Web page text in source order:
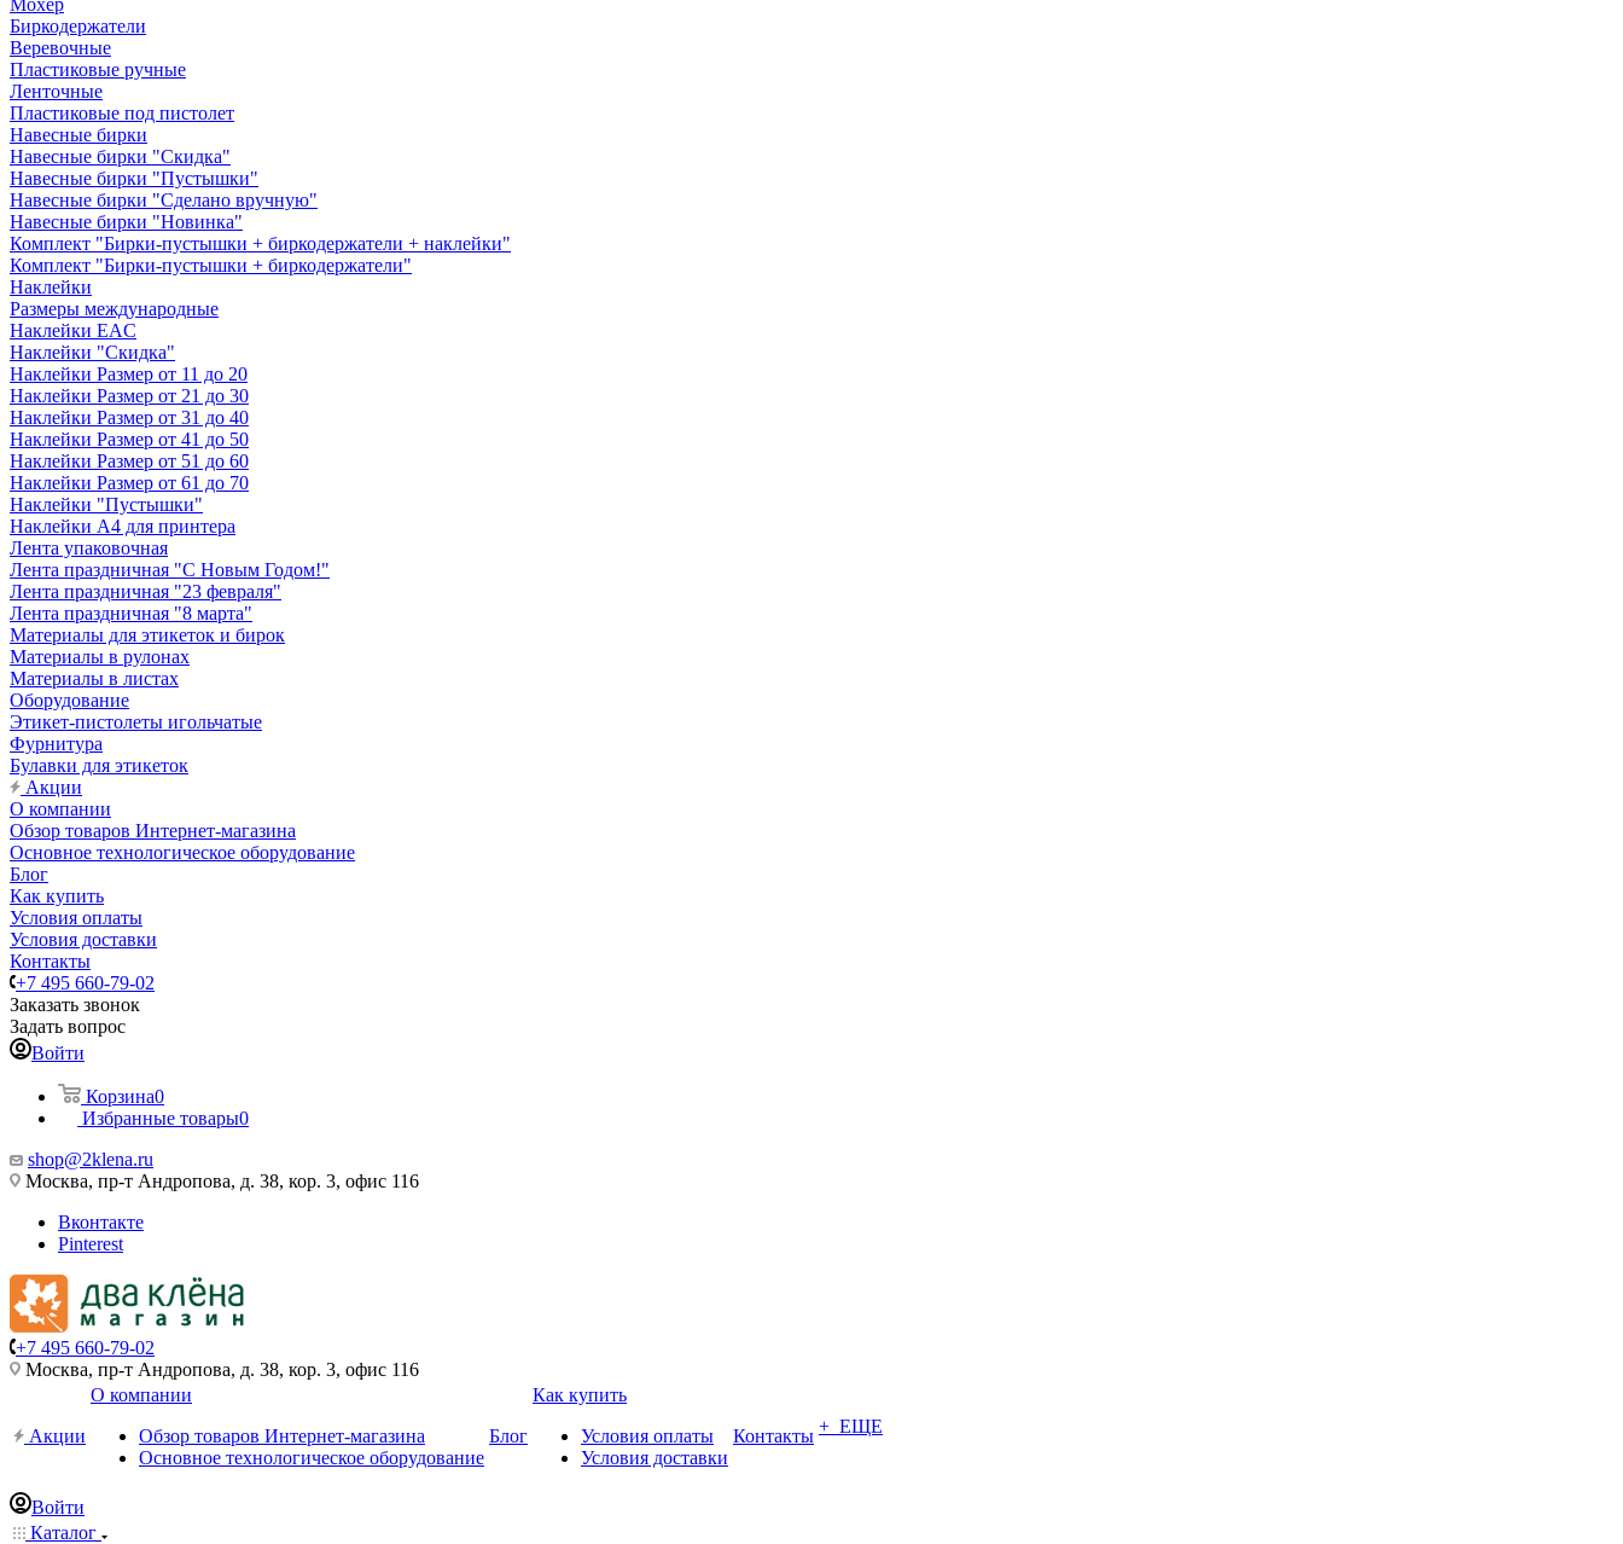
Мохер
Биркодержатели
Веревочные
Пластиковые ручные
Ленточные
Пластиковые под пистолет
Навесные бирки
Навесные бирки "Скидка"
Навесные бирки "Пустышки"
Навесные бирки "Сделано вручную"
Навесные бирки "Новинка"
Комплект "Бирки-пустышки + биркодержатели + наклейки"
Комплект "Бирки-пустышки + биркодержатели"
Наклейки
Размеры международные
Наклейки EAC
Наклейки "Скидка"
Наклейки Размер от 11 до 20
Наклейки Размер от 21 до 30
Наклейки Размер от 31 до 40
Наклейки Размер от 41 до 50
Наклейки Размер от 51 до 60
Наклейки Размер от 61 до 70
Наклейки "Пустышки"
Наклейки А4 для принтера
Лента упаковочная
Лента праздничная "С Новым Годом!"
Лента праздничная "23 февраля"
Лента праздничная "8 марта"
Материалы для этикеток и бирок
Материалы в рулонах
Материалы в листах
Оборудование
Этикет-пистолеты игольчатые
Фурнитура
Булавки для этикеток
Акции
О компании
Обзор товаров Интернет-магазина
Основное технологическое оборудование
Блог
Как купить
Условия оплаты
Условия доставки
Контакты
+7 495 660-79-02
Заказать звонок
Задать вопрос
Войти
Корзина0
Избранные товары0
shop@2klena.ru
Москва, пр-т Андропова, д. 38, кор. 3, офис 116
Вконтакте
Pinterest
+7 495 660-79-02
Москва, пр-т Андропова, д. 38, кор. 3, офис 116
Акции
О компании
Обзор товаров Интернет-магазина
Основное технологическое оборудование
Блог
Как купить
Условия оплаты
Условия доставки
Контакты + ЕЩЕ
Войти
Каталог